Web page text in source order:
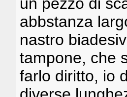
abbstanza
nastro
tampone, che
farlo diritto, io